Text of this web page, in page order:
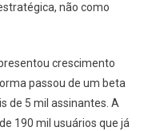
não como
crescimento
passou de um beta
de 5 mil assinantes. A
190 mil usuários que já